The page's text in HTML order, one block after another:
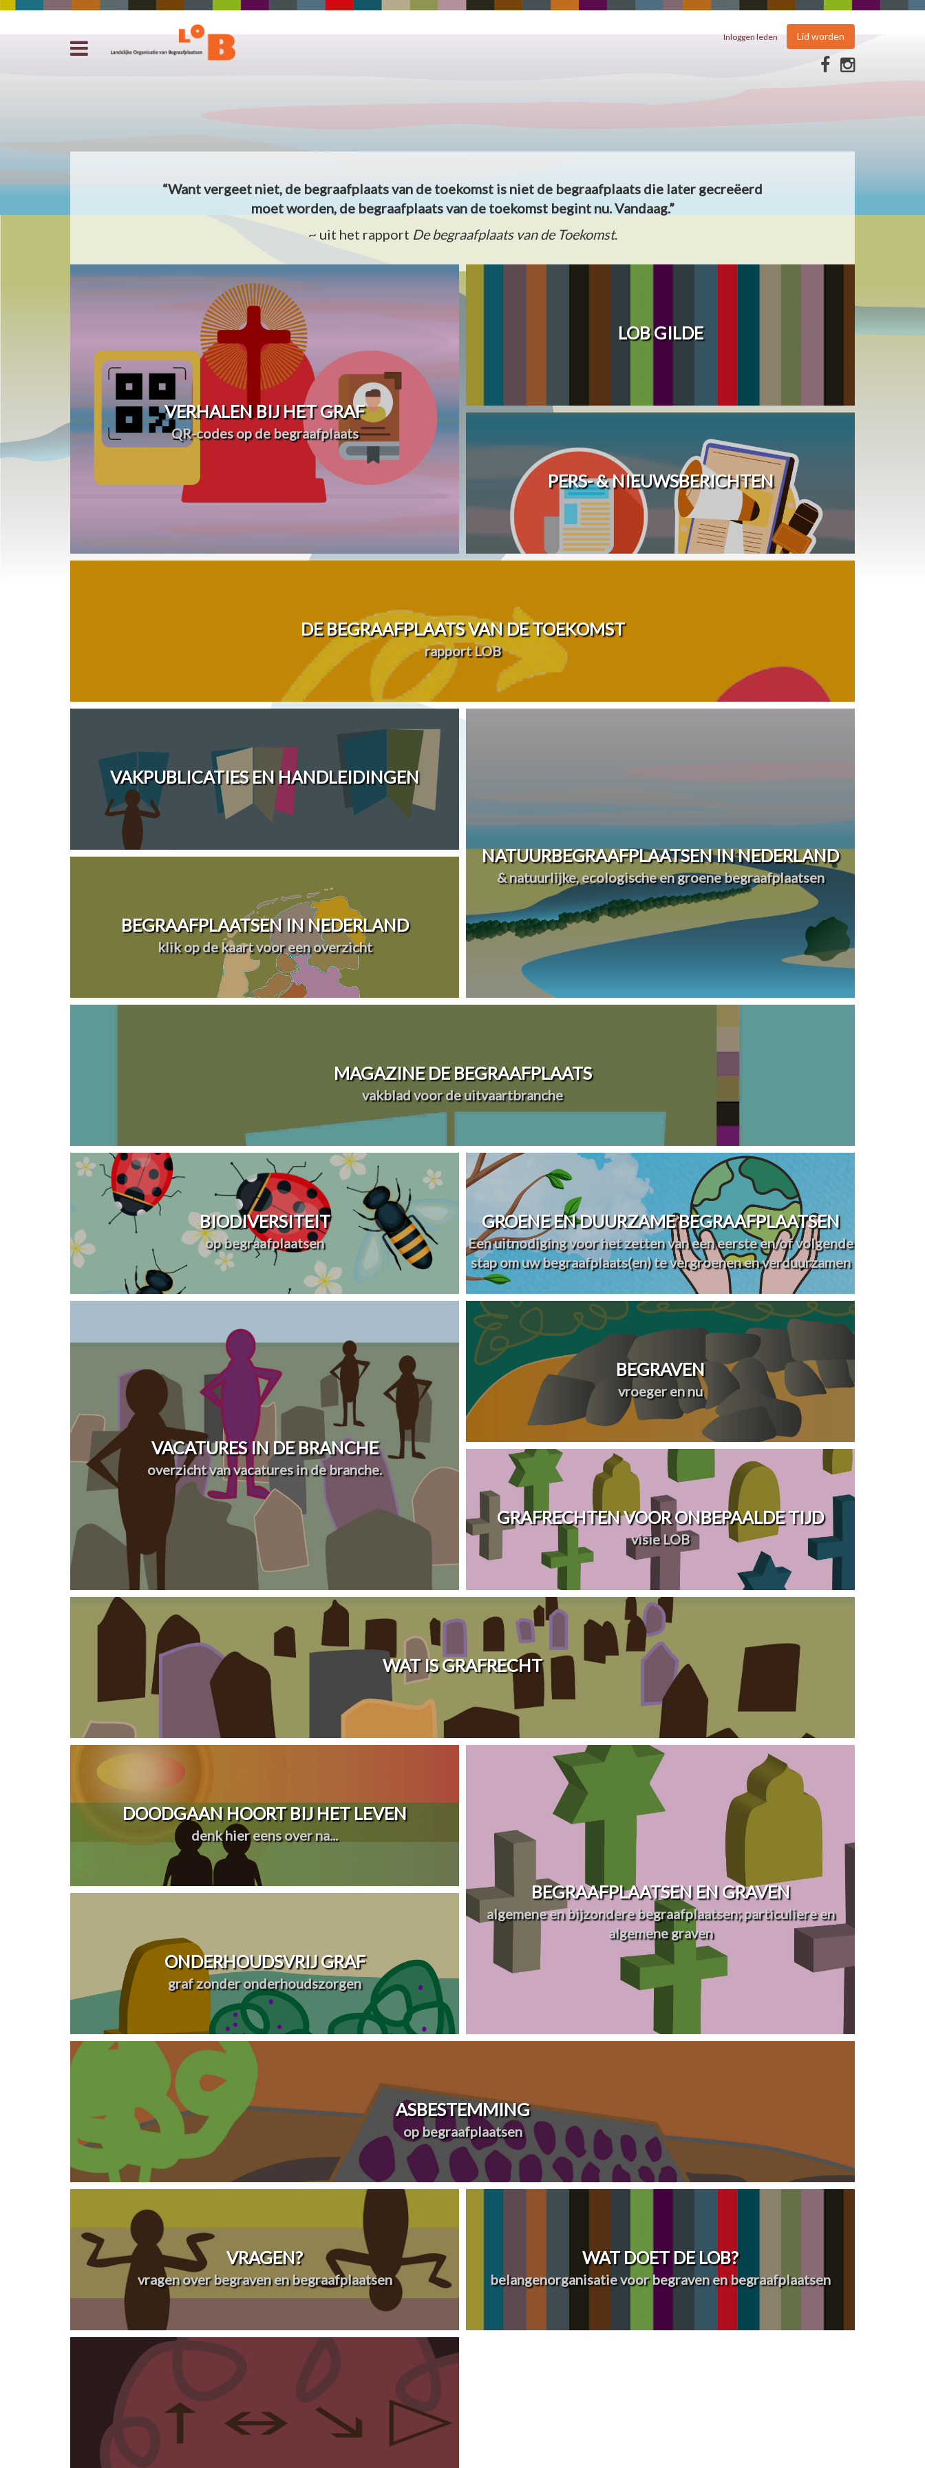
Inloggen leden Lid worden
“Want vergeet niet, de begraafplaats van de toekomst is niet de begraafplaats die later gecreëerd
moet worden, de begraafplaats van de toekomst begint nu. Vandaag.”
~ uit het rapport De begraafplaats van de Toekomst.
VERHALEN BIJ HET GRAF
QR-codes op de begraafplaats
LOB GILDE
PERS- & NIEUWSBERICHTEN
DE BEGRAAFPLAATS VAN DE TOEKOMST
rapport LOB
VAKPUBLICATIES EN HANDLEIDINGEN
BEGRAAFPLAATSEN IN NEDERLAND
klik op de kaart voor een overzicht
NATUURBEGRAAFPLAATSEN IN NEDERLAND
& natuurlijke, ecologische en groene begraafplaatsen
MAGAZINE DE BEGRAAFPLAATS
vakblad voor de uitvaartbranche
BIODIVERSITEIT
op begraafplaatsen
GROENE EN DUURZAME BEGRAAFPLAATSEN
Een uitnodiging voor het zetten van een eerste en/of volgende
stap om uw begraafplaats(en) te vergroenen en verduurzamen
VACATURES IN DE BRANCHE
overzicht van vacatures in de branche.
BEGRAVEN
vroeger en nu
GRAFRECHTEN VOOR ONBEPAALDE TIJD
visie LOB
WAT IS GRAFRECHT
DOODGAAN HOORT BIJ HET LEVEN
denk hier eens over na...
ONDERHOUDSVRIJ GRAF
graf zonder onderhoudszorgen
BEGRAAFPLAATSEN EN GRAVEN
algemene en bijzondere begraafplaatsen; particuliere en
algemene graven
ASBESTEMMING
op begraafplaatsen
VRAGEN?
vragen over begraven en begraafplaatsen
WAT DOET DE LOB?
belangenorganisatie voor begraven en begraafplaatsen